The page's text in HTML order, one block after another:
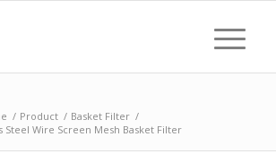
/ Product / Basket Filter /
Steel Wire Screen Mesh Basket Filter